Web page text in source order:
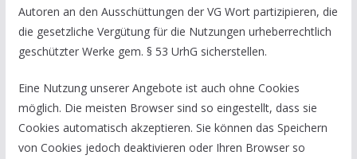
Autoren an den Ausschüttungen der VG Wort partizipieren, die
die gesetzliche Vergütung für die Nutzungen urheberrechtlich
geschützter Werke gem. § 53 UrhG sicherstellen.
Eine Nutzung unserer Angebote ist auch ohne Cookies
möglich. Die meisten Browser sind so eingestellt, dass sie
Cookies automatisch akzeptieren. Sie können das Speichern
von Cookies jedoch deaktivieren oder Ihren Browser so